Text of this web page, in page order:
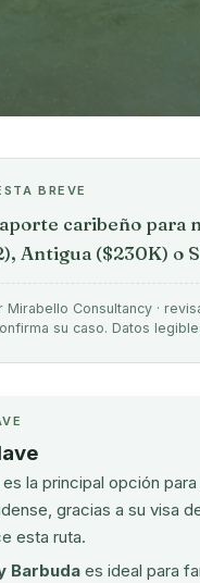
BREVE
caribeño para
Antigua ($230K) o
Consultancy ·
su caso. Datos
es la principal opción
gracias a su visa
esta ruta.
Barbuda es ideal para